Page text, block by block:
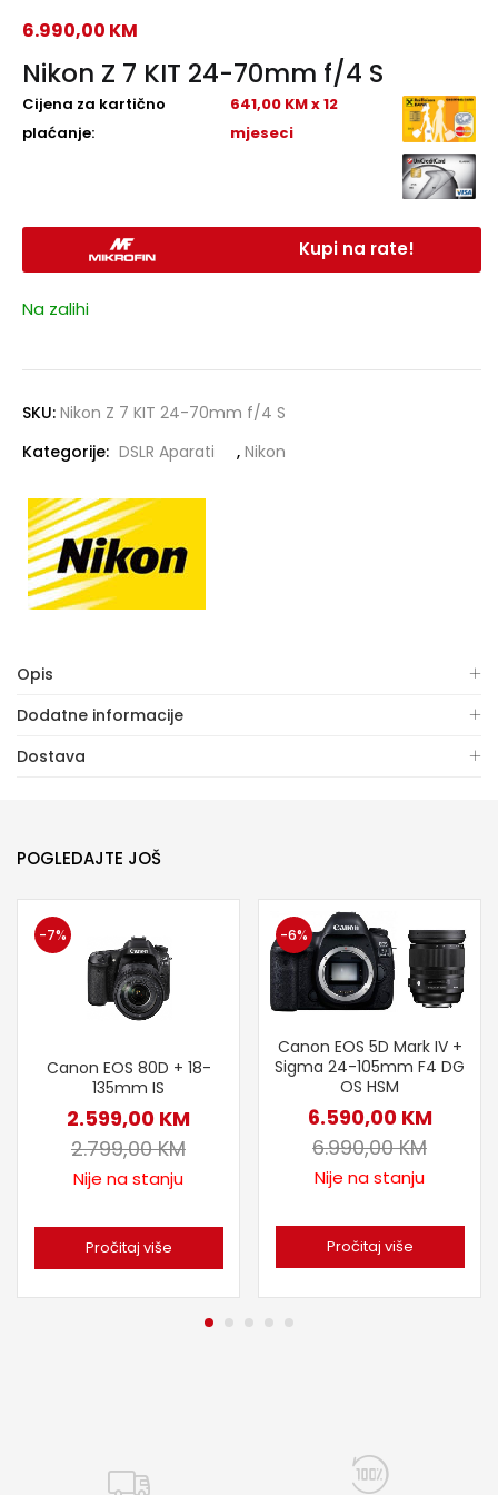
Nikon Z 7 KIT 24-70mm f/4 S
6.990,00 KM
Cijena za kartično
plaćanje:
641,00 KM x 12
mjeseci
Kupi na rate!
Na zalihi
SKU: Nikon Z 7 KIT 24-70mm f/4 S
Kategorije: DSLR Aparati , Nikon
Opis
Dodatne informacije
Dostava
POGLEDAJTE JOŠ
-7%
Canon EOS 80D + 18-
135mm IS
2.599,00 KM
2.799,00KM
Nije na stanju
Pročitaj više
-6%
Canon EOS 5D Mark IV +
Sigma 24-105mm F4 DG
OS HSM
6.590,00 KM
6.990,00KM
Nije na stanju
Pročitaj više